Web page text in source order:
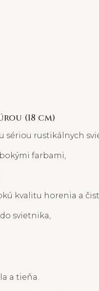
(18 cm)
rustikálnych
farbami,
kvalitu horenia a
svietnika,
a tieňa.